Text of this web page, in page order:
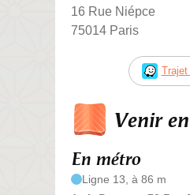
16 Rue Niépce
75014 Paris
Trajet
Venir
En métro
Ligne 13, à 86 m